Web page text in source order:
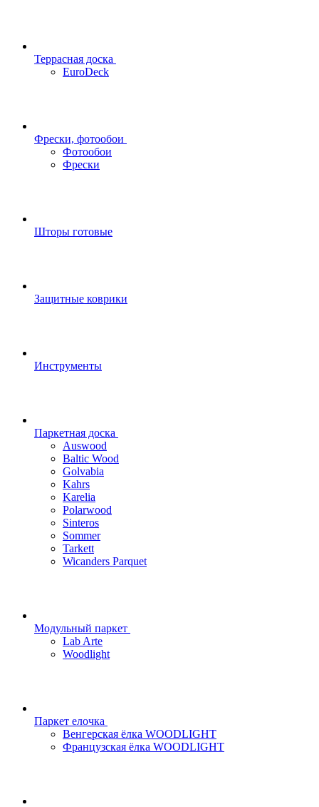
Террасная доска
EuroDeck
Фрески, фотообои
Фотообои
Фрески
Шторы готовые
Защитные коврики
Инструменты
Паркетная доска
Auswood
Baltic Wood
Golvabia
Kahrs
Karelia
Polarwood
Sinteros
Sommer
Tarkett
Wicanders Parquet
Модульный паркет
Lab Arte
Woodlight
Паркет елочка
Венгерская ёлка WOODLIGHT
Французская ёлка WOODLIGHT